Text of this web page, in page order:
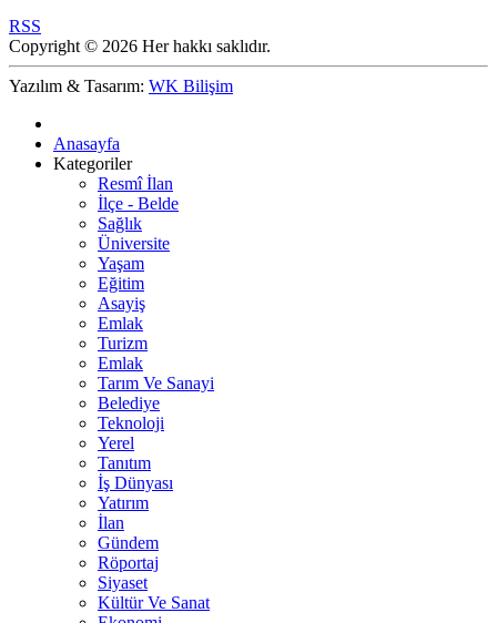
RSS
Copyright © 2026 Her hakkı saklıdır.
Yazılım & Tasarım: WK Bilişim
Anasayfa
Kategoriler
Resmî İlan
İlçe - Belde
Sağlık
Üniversite
Yaşam
Eğitim
Asayiş
Emlak
Turizm
Emlak
Tarım Ve Sanayi
Belediye
Teknoloji
Yerel
Tanıtım
İş Dünyası
Yatırım
İlan
Gündem
Röportaj
Siyaset
Kültür Ve Sanat